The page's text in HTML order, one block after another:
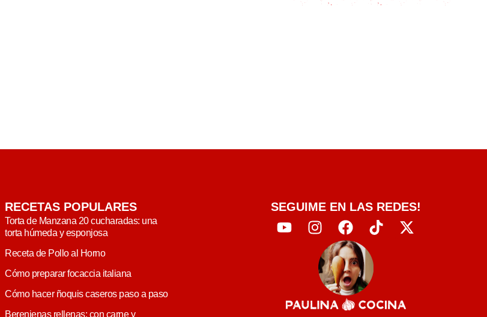
RECETAS POPULARES
Torta de Manzana 20 cucharadas: una
torta húmeda y esponjosa
Receta de Pollo al Horno
Cómo preparar focaccia italiana
Cómo hacer ñoquis caseros paso a paso
Berenjenas rellenas: con carne y
SEGUIME EN LAS REDES!